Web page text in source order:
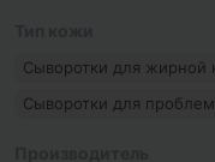
Сыворотки для жирной
Сыворотки для